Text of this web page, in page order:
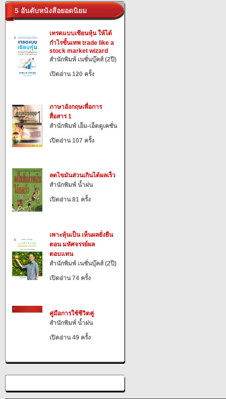
5 อันดับหนังสือยอดนิยม
เทรดแบบเซียนหุ้น ให้ได้
กำไรขั้นเทพ trade like a
stock market wizard
สำนักพิมพ์ เนชั่นบุ๊คส์ (2ปี)
เปิดอ่าน 120 ครั้ง
ภาษาอังกฤษเพื่อการ
สื่อสาร 1
สำนักพิมพ์ เอ็ม-เอ็ดดูเคชั่น
เปิดอ่าน 107 ครั้ง
ลดไขมันส่วนเกินได้ผลเร็ว
สำนักพิมพ์ น้ำฝน
เปิดอ่าน 81 ครั้ง
เพาะหุ้นเป็น เห็นผลยั่งยืน
ตอน มหัศจรรย์ผล
ตอบแทน
สำนักพิมพ์ เนชั่นบุ๊คส์ (2ปี)
เปิดอ่าน 74 ครั้ง
คู่มือการใช้ชีวิตคู่
สำนักพิมพ์ น้ำฝน
เปิดอ่าน 49 ครั้ง